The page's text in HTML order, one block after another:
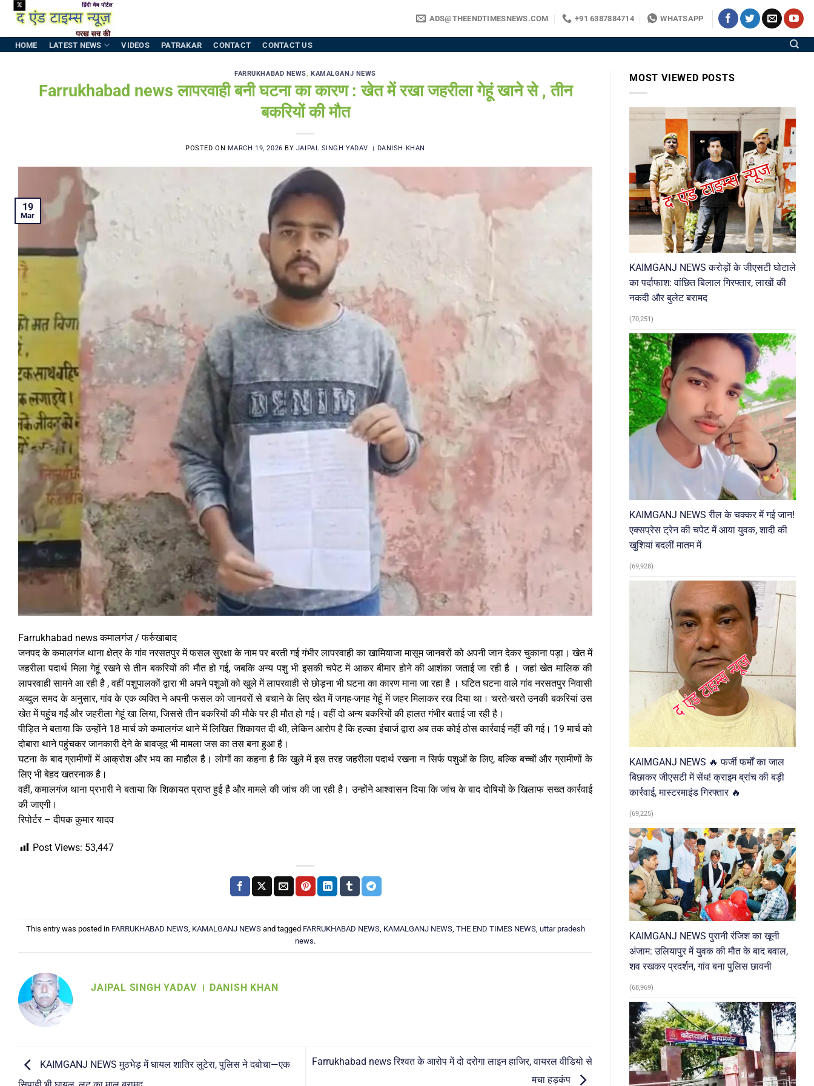
Skip
content
ADS@THEENDTIMESNEWS.COM +91 6387884714 WHATSAPP
HOME LATEST NEWS VIDEOS PATRAKAR CONTACT CONTACT US
FARRUKHABAD NEWS,KAMALGANJ NEWS
Farrukhabad news लापरवाही बनी घटना का कारण : खेत में रखा जहरीला गेहूं खाने से , तीन
बकरियों की मौत
POSTED ON MARCH 19, 2026 BY JAIPAL SINGH YADAV । DANISH KHAN
19
Mar
Farrukhabad news कमालगंज / फर्रुखाबाद
जनपद के कमालगंज थाना क्षेत्र के गांव नरसतपुर में फसल सुरक्षा के नाम पर बरती गई गंभीर लापरवाही का खामियाजा मासूम जानवरों को अपनी जान देकर चुकाना पड़ा। खेत में
जहरीला पदार्थ मिला गेहूं रखने से तीन बकरियों की मौत हो गई, जबकि अन्य पशु भी इसकी चपेट में आकर बीमार होने की आशंका जताई जा रही है । जहां खेत मालिक की
लापरवाही सामने आ रही है , वहीं पशुपालकों द्वारा भी अपने पशुओं को खुले में लापरवाही से छोड़ना भी घटना का कारण माना जा रहा है । घटित घटना वाले गांव नरसतपुर निवासी
अब्दुल समद के अनुसार, गांव के एक व्यक्ति ने अपनी फसल को जानवरों से बचाने के लिए खेत में जगह-जगह गेहूं में जहर मिलाकर रख दिया था। चरते-चरते उनकी बकरियां उस
खेत में पहुंच गईं और जहरीला गेहूं खा लिया, जिससे तीन बकरियों की मौके पर ही मौत हो गई। वहीं दो अन्य बकरियों की हालत गंभीर बताई जा रही है।
पीड़ित ने बताया कि उन्होंने 18 मार्च को कमालगंज थाने में लिखित शिकायत दी थी, लेकिन आरोप है कि हल्का इंचार्ज द्वारा अब तक कोई ठोस कार्रवाई नहीं की गई। 19 मार्च को
दोबारा थाने पहुंचकर जानकारी देने के बावजूद भी मामला जस का तस बना हुआ है।
घटना के बाद ग्रामीणों में आक्रोश और भय का माहौल है। लोगों का कहना है कि खुले में इस तरह जहरीला पदार्थ रखना न सिर्फ पशुओं के लिए, बल्कि बच्चों और ग्रामीणों के
लिए भी बेहद खतरनाक है।
वहीं, कमालगंज थाना प्रभारी ने बताया कि शिकायत प्राप्त हुई है और मामले की जांच की जा रही है। उन्होंने आश्वासन दिया कि जांच के बाद दोषियों के खिलाफ सख्त कार्रवाई
की जाएगी।
रिपोर्टर – दीपक कुमार यादव
Post Views: 53,447
This entry was posted in FARRUKHABAD NEWS, KAMALGANJ NEWSand tagged FARRUKHABAD NEWS, KAMALGANJ NEWS, THE END TIMES NEWS, uttar pradesh
news.
JAIPAL SINGH YADAV । DANISH KHAN
KAIMGANJ NEWS मुठभेड़ में घायल शातिर लुटेरा, पुलिस ने दबोचा—एक
Farrukhabad news रिश्वत के आरोप में दो दरोगा लाइन हाजिर, वायरल वीडियो से
मचा हड़कंप
MOST VIEWED POSTS
KAIMGANJ NEWS करोड़ों के जीएसटी घोटाले
का पर्दाफाश: वांछित बिलाल गिरफ्तार, लाखों की
नकदी और बुलेट बरामद
(70,251)
KAIMGANJ NEWS रील के चक्कर में गई जान!
एक्सप्रेस ट्रेन की चपेट में आया युवक, शादी की
खुशियां बदलीं मातम में
(69,928)
KAIMGANJ NEWS 🔥 फर्जी फर्मों का जाल
बिछाकर जीएसटी में सेंध! क्राइम ब्रांच की बड़ी
कार्रवाई, मास्टरमाइंड गिरफ्तार 🔥
(69,225)
KAIMGANJ NEWS पुरानी रंजिश का खूनी
अंजाम: उलियापुर में युवक की मौत के बाद बवाल,
शव रखकर प्रदर्शन, गांव बना पुलिस छावनी
(68,969)